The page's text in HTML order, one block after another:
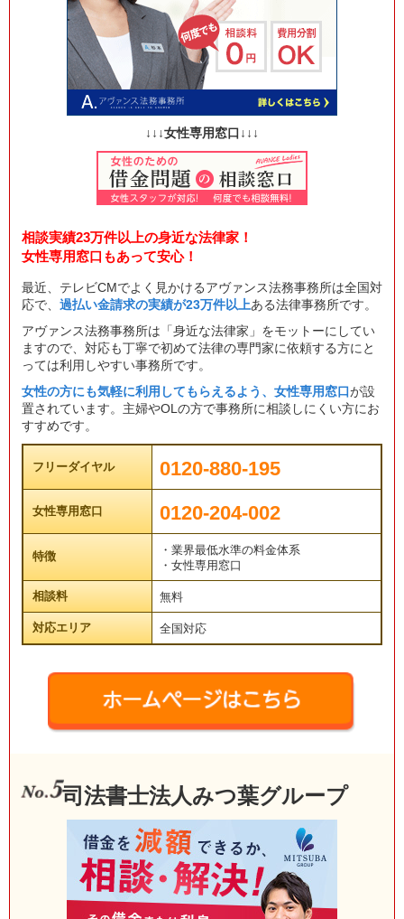
↓↓↓女性専用窓口↓↓↓
相談実績23万件以上の身近な法律家！
女性専用窓口もあって安心！
最近、テレビCMでよく見かけるアヴァンス法務事務所は全国対
応で、 過払い金請求の実績が23万件以上ある法律事務所です。
アヴァンス法務事務所は「身近な法律家」をモットーにしてい
ますので、対応も丁寧で初めて法律の専門家に依頼する方にと
っては利用しやすい事務所です。
女性の方にも気軽に利用してもらえるよう、女性専用窓口が設
置されています。主婦やOLの方で事務所に相談しにくい方にお
すすめです。
フリーダイヤル 0120-880-195
女性専用窓口 0120-204-002
特徴
・業界最低水準の料金体系
・女性専用窓口
相談料 無料
対応エリア 全国対応
司法書士法人みつ葉グループ